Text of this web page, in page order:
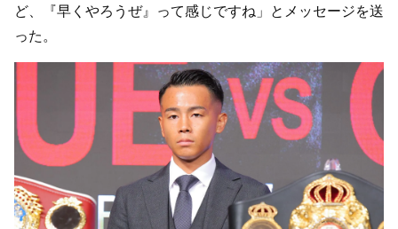
ど、『早くやろうぜ』って感じですね」とメッセージを送
った。